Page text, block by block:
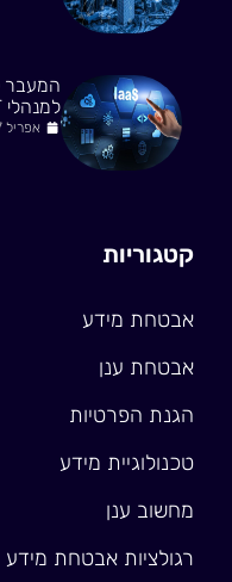
למנהלי IT והנהלה בכירה
אפריל 17, 2025
קטגוריות
אבטחת מידע
אבטחת ענן
הגנת הפרטיות
טכנולוגיית מידע
מחשוב ענן
רגולציות אבטחת מידע